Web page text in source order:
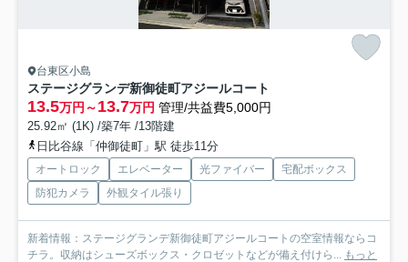
台東区小島
ステージグランデ新御徒町アジールコート
13.5万円～13.7万円 管理/共益費5,000円
25.92㎡ (1K) /築7年 /13階建
日比谷線「仲御徒町」駅 徒歩11分
オートロック エレベーター 光ファイバー
宅配ボックス
防犯カメラ
外観タイル張り
新着情報：ステージグランデ新御徒町アジールコートの空室情報ならコ
チラ。収納はシューズボックス・クロゼットなどが備え付けら... もっと